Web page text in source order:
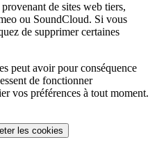
de sites web tiers,
ou SoundCloud. Si vous
de supprimer certaines
peut avoir pour conséquence
de fonctionner
vos préférences à tout moment.
les cookies